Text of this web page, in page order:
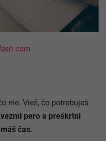
nie. Vieš, čo potrebuješ
pero a preškrtni
čas.